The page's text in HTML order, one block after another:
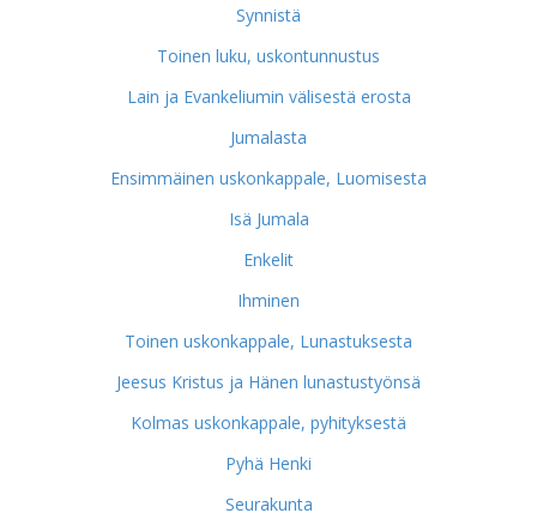
Synnistä
Toinen luku, uskontunnustus
Lain ja Evankeliumin välisestä erosta
Jumalasta
Ensimmäinen uskonkappale, Luomisesta
Isä Jumala
Enkelit
Ihminen
Toinen uskonkappale, Lunastuksesta
Jeesus Kristus ja Hänen lunastustyönsä
Kolmas uskonkappale, pyhityksestä
Pyhä Henki
Seurakunta